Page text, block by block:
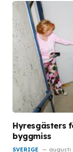
Hyresgästers
byggmiss
SVERIGE augusti